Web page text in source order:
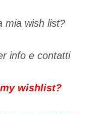
mia wish list?
info e contatti
wishlist?